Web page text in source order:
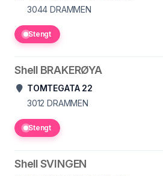
3044 DRAMMEN
Stengt
Shell BRAKERØYA
TOMTEGATA 22
3012 DRAMMEN
Stengt
Shell SVINGEN